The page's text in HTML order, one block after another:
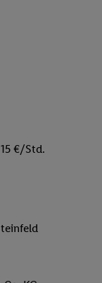
€/Std.